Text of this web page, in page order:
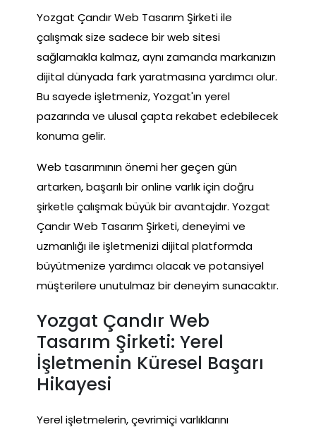
Yozgat Çandır Web Tasarım Şirketi ile
çalışmak size sadece bir web sitesi
sağlamakla kalmaz, aynı zamanda markanızın
dijital dünyada fark yaratmasına yardımcı olur.
Bu sayede işletmeniz, Yozgat'ın yerel
pazarında ve ulusal çapta rekabet edebilecek
konuma gelir.
Web tasarımının önemi her geçen gün
artarken, başarılı bir online varlık için doğru
şirketle çalışmak büyük bir avantajdır. Yozgat
Çandır Web Tasarım Şirketi, deneyimi ve
uzmanlığı ile işletmenizi dijital platformda
büyütmenize yardımcı olacak ve potansiyel
müşterilere unutulmaz bir deneyim sunacaktır.
Yozgat Çandır Web
Tasarım Şirketi: Yerel
İşletmenin Küresel Başarı
Hikayesi
Yerel işletmelerin, çevrimiçi varlıklarını